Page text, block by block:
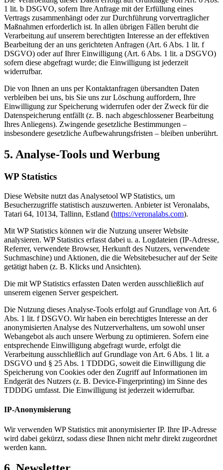
1 lit. b DSGVO, sofern Ihre Anfrage mit der Erfüllung eines
Vertrags zusammenhängt oder zur Durchführung vorvertraglicher
Maßnahmen erforderlich ist. In allen übrigen Fällen beruht die
Verarbeitung auf unserem berechtigten Interesse an der effektiven
Bearbeitung der an uns gerichteten Anfragen (Art. 6 Abs. 1 lit. f
DSGVO) oder auf Ihrer Einwilligung (Art. 6 Abs. 1 lit. a DSGVO)
sofern diese abgefragt wurde; die Einwilligung ist jederzeit
widerrufbar.
Die von Ihnen an uns per Kontaktanfragen übersandten Daten
verbleiben bei uns, bis Sie uns zur Löschung auffordern, Ihre
Einwilligung zur Speicherung widerrufen oder der Zweck für die
Datenspeicherung entfällt (z. B. nach abgeschlossener Bearbeitung
Ihres Anliegens). Zwingende gesetzliche Bestimmungen –
insbesondere gesetzliche Aufbewahrungsfristen – bleiben unberührt.
5. Analyse-Tools und Werbung
WP Statistics
Diese Website nutzt das Analysetool WP Statistics, um
Besucherzugriffe statistisch auszuwerten. Anbieter ist Veronalabs,
Tatari 64, 10134, Tallinn, Estland (https://veronalabs.com).
Mit WP Statistics können wir die Nutzung unserer Website
analysieren. WP Statistics erfasst dabei u. a. Logdateien (IP-Adresse,
Referrer, verwendete Browser, Herkunft des Nutzers, verwendete
Suchmaschine) und Aktionen, die die Websitebesucher auf der Seite
getätigt haben (z. B. Klicks und Ansichten).
Die mit WP Statistics erfassten Daten werden ausschließlich auf
unserem eigenen Server gespeichert.
Die Nutzung dieses Analyse-Tools erfolgt auf Grundlage von Art. 6
Abs. 1 lit. f DSGVO. Wir haben ein berechtigtes Interesse an der
anonymisierten Analyse des Nutzerverhaltens, um sowohl unser
Webangebot als auch unsere Werbung zu optimieren. Sofern eine
entsprechende Einwilligung abgefragt wurde, erfolgt die
Verarbeitung ausschließlich auf Grundlage von Art. 6 Abs. 1 lit. a
DSGVO und § 25 Abs. 1 TDDDG, soweit die Einwilligung die
Speicherung von Cookies oder den Zugriff auf Informationen im
Endgerät des Nutzers (z. B. Device-Fingerprinting) im Sinne des
TDDDG umfasst. Die Einwilligung ist jederzeit widerrufbar.
IP-Anonymisierung
Wir verwenden WP Statistics mit anonymisierter IP. Ihre IP-Adresse
wird dabei gekürzt, sodass diese Ihnen nicht mehr direkt zugeordnet
werden kann.